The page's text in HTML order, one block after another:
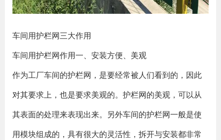
车间用护栏网三大作用
车间用护栏网作用一、安装方便、美观
作为工厂车间的护栏网，是要经常被人们看到的，因此
对其要求上，也是要求美观的。护栏网的美观，可以从
其表面的处理来表现出来。另外车间的护栏网一般是使
用模块组成的，具有很大的灵活性，拆开与安装都非常